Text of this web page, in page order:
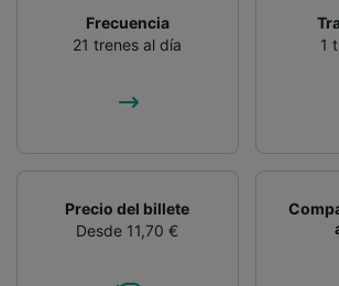
Frecuencia
21 trenes al día
1
Precio del billete
Desde 11,70 €